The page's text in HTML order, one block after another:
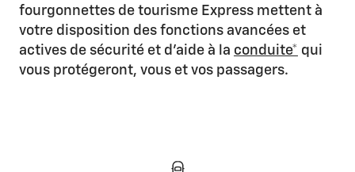
fourgonnettes de tourisme Express mettent à
votre disposition des fonctions avancées et
actives de sécurité et d'aide à la conduite* qui
vous protégeront, vous et vos passagers.